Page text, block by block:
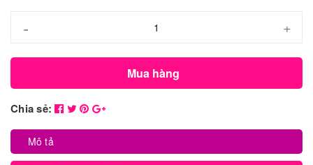
- +
Mua hàng
Chia sẻ:
Mô tả